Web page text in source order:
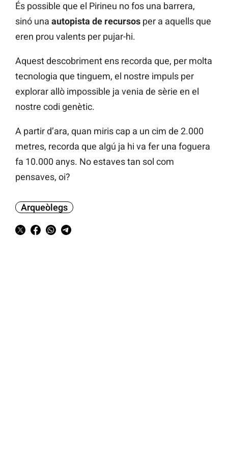
És possible que el Pirineu no fos una barrera,
sinó una autopista de recursos per a aquells que
eren prou valents per pujar-hi.
Aquest descobriment ens recorda que, per molta
tecnologia que tinguem, el nostre impuls per
explorar allò impossible ja venia de sèrie en el
nostre codi genètic.
A partir d’ara, quan miris cap a un cim de 2.000
metres, recorda que algú ja hi va fer una foguera
fa 10.000 anys. No estaves tan sol com
pensaves, oi?
Arqueòlegs